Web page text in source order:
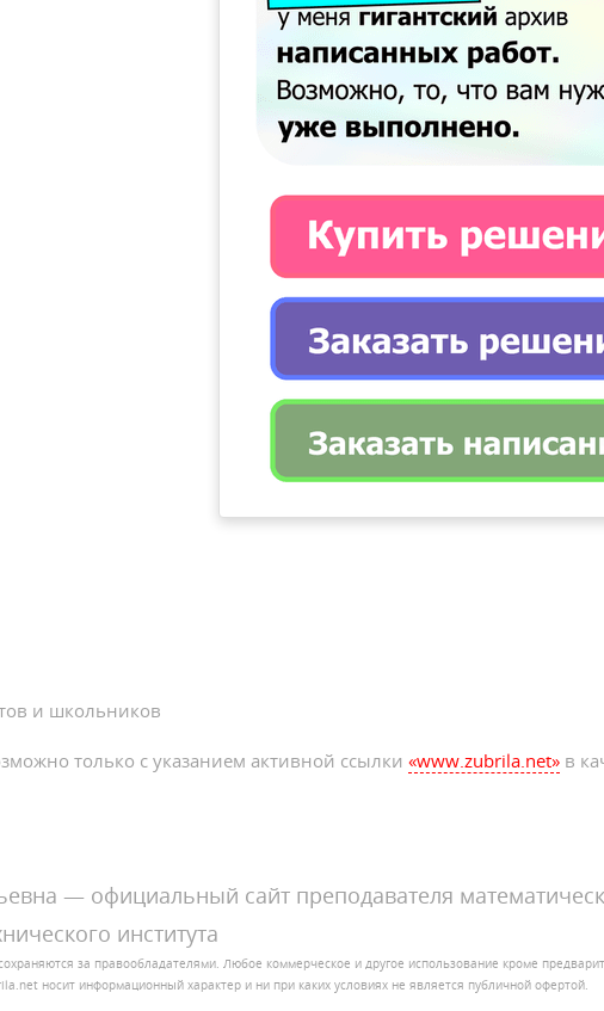
и школьников
только с указанием активной ссылки «www.zubrila.net» в
— официальный сайт преподавателя
института
за правообладателями. Любое коммерческое и другое использование кроме
носит информационный характер и ни при каких условиях не является публичной офертой.